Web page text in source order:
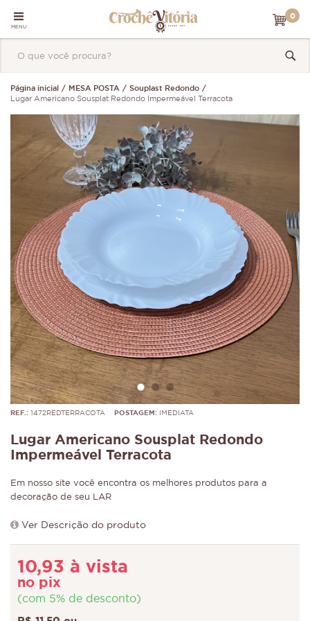
MENU
0
Página inicial MESA POSTA
Souplast Redondo
Lugar Americano Sousplat Redondo Impermeável Terracota
REF.: 1472REDTERRACOTA POSTAGEM: IMEDIATA
Lugar Americano Sousplat Redondo
Impermeável Terracota
Em nosso site você encontra os melhores produtos para a
decoração de seu LAR
Ver Descrição do produto
10,93 à vista
no pix
(com 5% de desconto)